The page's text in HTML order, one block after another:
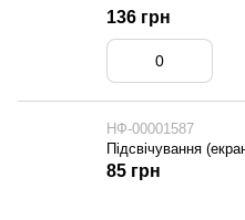
136 грн
НФ-00001587
Підсвічування
85 грн